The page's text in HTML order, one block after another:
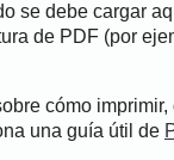
se debe cargar
de PDF (por
cómo
una guía útil de